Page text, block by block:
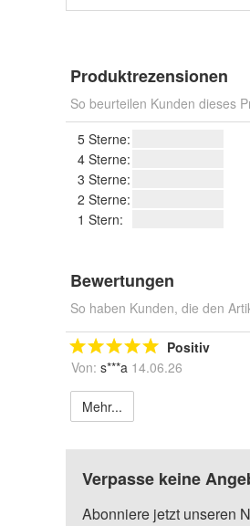
Produktrezensionen
So beurteilen Kunden dieses
5 Sterne:
4 Sterne:
3 Sterne:
2 Sterne:
1 Stern:
Bewertungen
So haben Kunden, die den
Positiv
Von: s***a 14.06.26
Mehr...
Verpasse keine
Abonniere jetzt unseren